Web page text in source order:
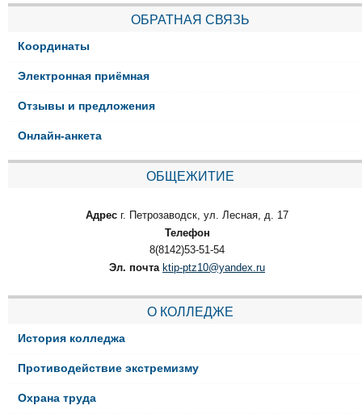
ОБРАТНАЯ СВЯЗЬ
Координаты
Электронная приёмная
Отзывы и предложения
Онлайн-анкета
ОБЩЕЖИТИЕ
Адрес г. Петрозаводск, ул. Лесная, д. 17
Телефон
8(8142)53-51-54
Эл. почта ktip-ptz10@yandex.ru
О КОЛЛЕДЖЕ
История колледжа
Противодействие экстремизму
Охрана труда